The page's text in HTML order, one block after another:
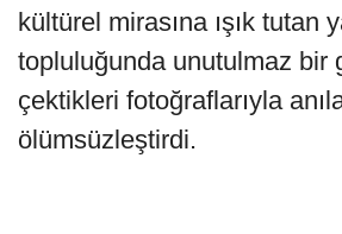
kültürel mirasına ışık tutan
topluluğunda unutulmaz bir
çektikleri fotoğraflarıyla
ölümsüzleştirdi.